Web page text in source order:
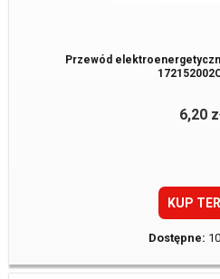
Przewód
6,20
KUP
Dostępne: